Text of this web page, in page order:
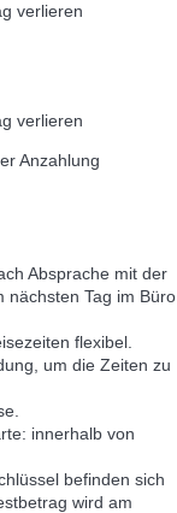
verlieren
verlieren
Anzahlung
Absprache mit der
nächsten Tag im Büro
flexibel.
um die Zeiten zu
innerhalb von
befinden sich
wird am